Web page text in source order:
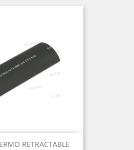
RETRACTABLE